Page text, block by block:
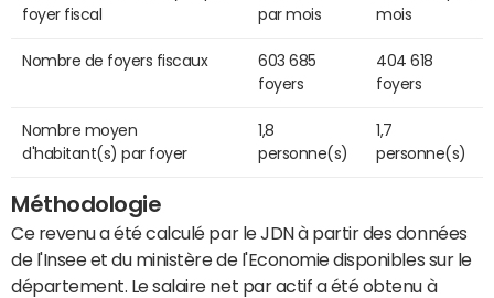
foyer fiscal
par mois
mois
Nombre de foyers fiscaux
603 685
foyers
404 618
foyers
Nombre moyen
d'habitant(s) par foyer
1,8
personne(s)
1,7
personne(s)
Méthodologie
Ce revenu a été calculé par le JDN à partir des données
de l'Insee et du ministère de l'Economie disponibles sur le
département. Le salaire net par actif a été obtenu à